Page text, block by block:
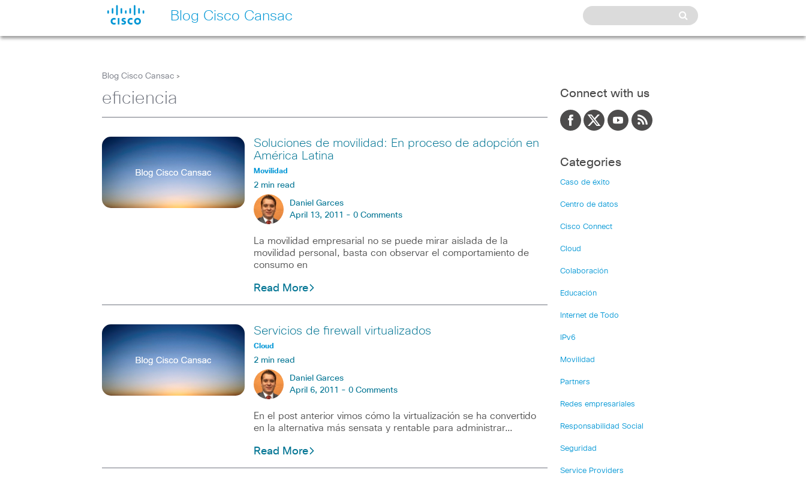
Blog Cisco Cansac
Blog Cisco Cansac >
eficiencia
Soluciones de movilidad: En proceso de adopción en
América Latina
Movilidad
2 min read
Daniel Garces
April 13, 2011 - 0 Comments
La movilidad empresarial no se puede mirar aislada de la
movilidad personal, basta con observar el comportamiento de
consumo en
Read More
Servicios de firewall virtualizados
Cloud
2 min read
Daniel Garces
April 6, 2011 - 0 Comments
En el post anterior vimos cómo la virtualización se ha convertido
en la alternativa más sensata y rentable para administrar…
Read More
Connect with us
Categories
Caso de éxito
Centro de datos
Cisco Connect
Cloud
Colaboración
Educación
Internet de Todo
IPv6
Movilidad
Partners
Redes empresariales
Responsabilidad Social
Seguridad
Service Providers